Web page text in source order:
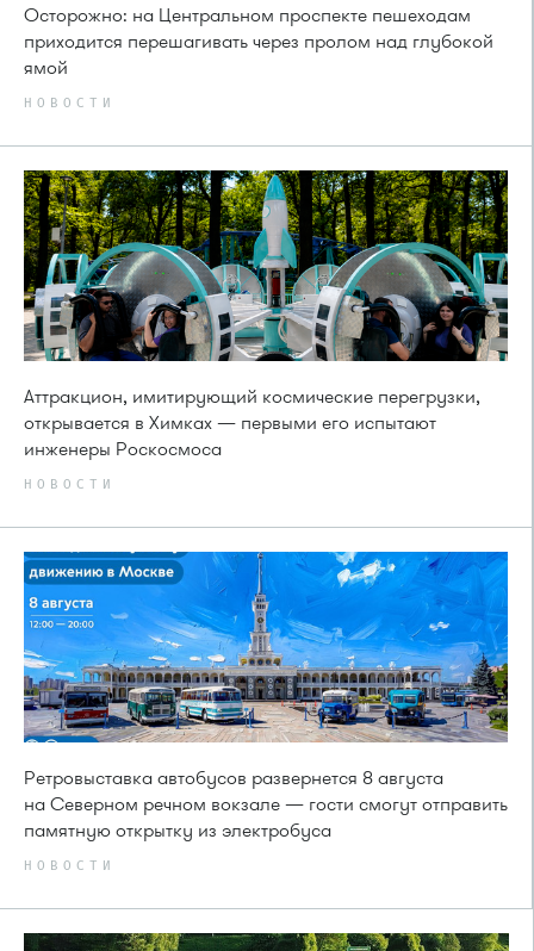
Осторожно: на Центральном проспекте пешеходам
приходится перешагивать через пролом над глубокой
ямой
НОВОСТИ
Аттракцион, имитирующий космические перегрузки,
открывается в Химках — первыми его испытают
инженеры Роскосмоса
НОВОСТИ
Ретровыставка автобусов развернется 8 августа
на Северном речном вокзале — гости смогут отправить
памятную открытку из электробуса
НОВОСТИ